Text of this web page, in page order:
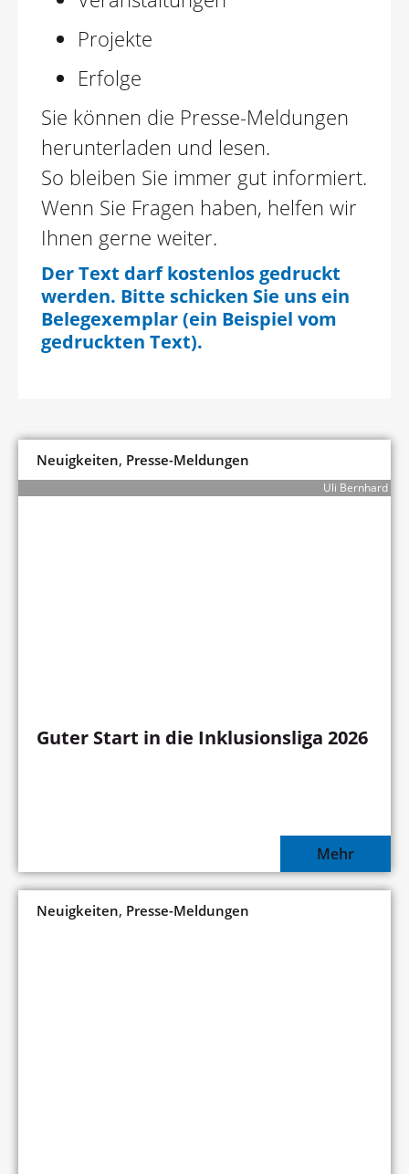
Projekte
Erfolge
Sie können die Presse-Meldungen
herunterladen und lesen.
So bleiben Sie immer gut informiert.
Wenn Sie Fragen haben, helfen wir
Ihnen gerne weiter.
Der Text darf kostenlos gedruckt
werden. Bitte schicken Sie uns ein
Belegexemplar (ein Beispiel vom
gedruckten Text).
Neuigkeiten, Presse-Meldungen
Uli Bernhard
Guter Start in die Inklusionsliga 2026
Mehr
Neuigkeiten, Presse-Meldungen